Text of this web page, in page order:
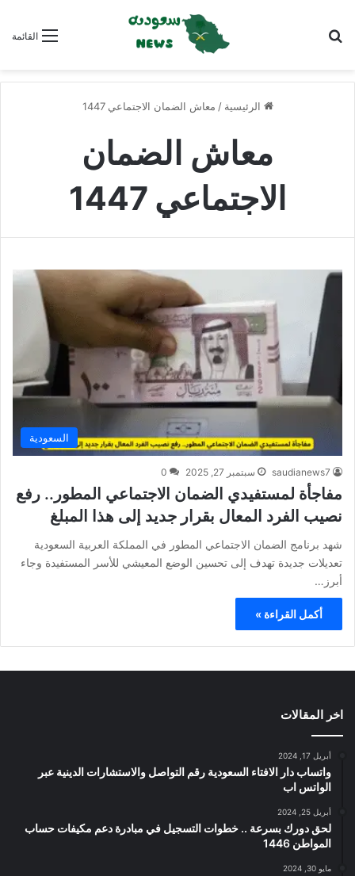
القائمة
الرئيسية / معاش الضمان الاجتماعي 1447
معاش الضمان
الاجتماعي 1447
السعودية
saudianews7 سبتمبر 27, 2025 0
مفاجأة لمستفيدي الضمان الاجتماعي المطور.. رفع
نصيب الفرد المعال بقرار جديد إلى هذا المبلغ
شهد برنامج الضمان الاجتماعي المطور في المملكة العربية السعودية
تعديلات جديدة تهدف إلى تحسين الوضع المعيشي للأسر المستفيدة وجاء
أبرز…
أكمل القراءة »
اخر المقالات
أبريل 17, 2024
واتساب دار الافتاء السعودية رقم التواصل والاستشارات الدينية عبر
الواتس اب
أبريل 25, 2024
لحق دورك بسرعة .. خطوات التسجيل في مبادرة دعم مكيفات حساب
المواطن 1446
مايو 30, 2024